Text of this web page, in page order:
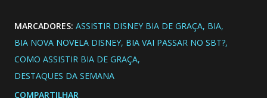
MARCADORES: ASSISTIR DISNEY BIA DE GRAÇA BIA
BIA NOVA NOVELA DISNEY BIA VAI PASSAR NO SBT?
COMO ASSISTIR BIA DE GRAÇA
DESTAQUES DA SEMANA
COMPARTILHAR